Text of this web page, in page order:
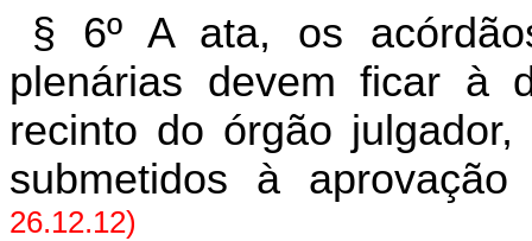
§ 6º A ata, os
plenárias devem ficar à
recinto do órgão
submetidos à
26.12.12)